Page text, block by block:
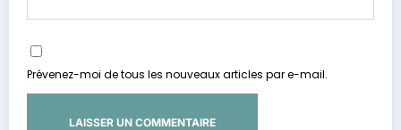
Prévenez-moi de tous les nouveaux articles par e-mail.